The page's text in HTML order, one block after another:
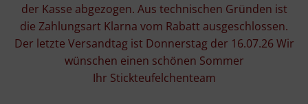
Stoffe
Mill Hill Beads
der Kasse abgezogen. Aus technischen Gründen ist
die Zahlungsart Klarna vom Rabatt ausgeschlossen.
Der letzte Versandtag ist Donnerstag der 16.07.26 Wir
wünschen einen schönen Sommer
Ihr Stickteufelchenteam